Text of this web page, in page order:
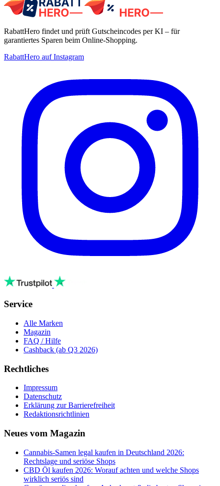
RabattHero findet und prüft Gutscheincodes per KI – für
garantiertes Sparen beim Online-Shopping.
RabattHero auf Instagram
Service
Alle Marken
Magazin
FAQ / Hilfe
Cashback (ab Q3 2026)
Rechtliches
Impressum
Datenschutz
Erklärung zur Barrierefreiheit
Redaktionsrichtlinien
Neues vom Magazin
Cannabis-Samen legal kaufen in Deutschland 2026:
Rechtslage und seriöse Shops
CBD Öl kaufen 2026: Worauf achten und welche Shops
wirklich seriös sind